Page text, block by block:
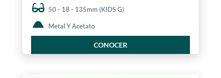
50 - 18 - 135mm (KIDS G)
Metal Y Acetato
CONOCER